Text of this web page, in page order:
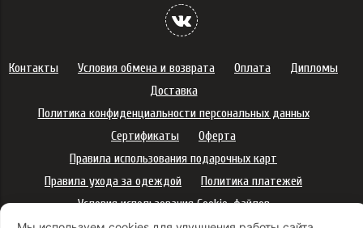
Контакты Условия обмена и возврата Оплата
Дипломы
Доставка
Политика конфиденциальности персональных данных
Сертификаты
Оферта
Правила использования подарочных карт
Правила ухода за одеждой
Политика платежей
Условия использования Cookie-файлов